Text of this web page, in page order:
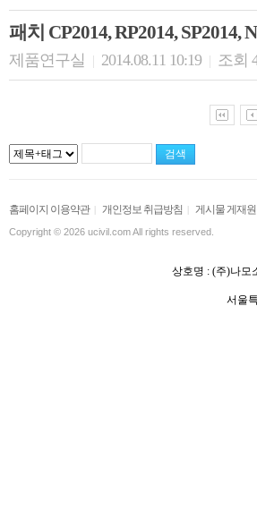
패치 CP2014, RP2014, SP2014,
제품연구실 | 2014.08.11 10:19 | 조회
홈페이지 이용약관| 개인정보 취급방침 | 게시물 게재
Copyright © 2026 ucivil.com All rights reserved.
상호명 : (주)나모
서울